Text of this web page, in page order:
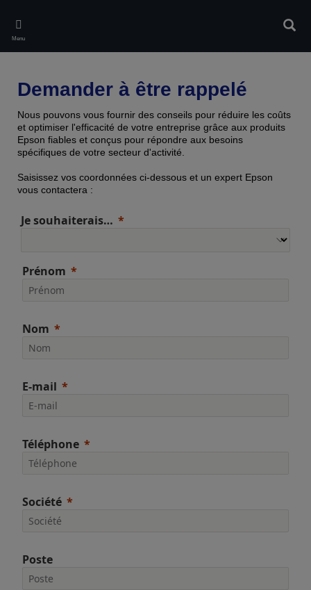
main
content
Menu
Demander à être rappelé
Nous pouvons vous fournir des conseils pour réduire les coûts
et optimiser l'efficacité de votre entreprise grâce aux produits
Epson fiables et conçus pour répondre aux besoins
spécifiques de votre secteur d'activité.
Saisissez vos coordonnées ci-dessous et un expert Epson
vous contactera :
Je souhaiterais…
Prénom
Nom
E-mail
Téléphone
Société
Poste